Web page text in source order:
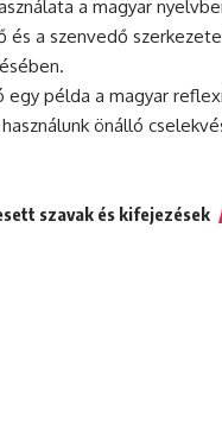
a magyar
és a szenvedő
egy példa a magyar
önálló
szavak és kifejezések